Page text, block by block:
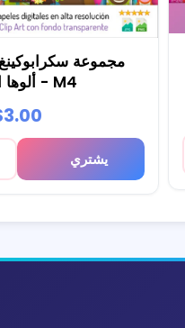
مجموعة سكرابوكينغ
ألوها الرقمية - M4
يشتري